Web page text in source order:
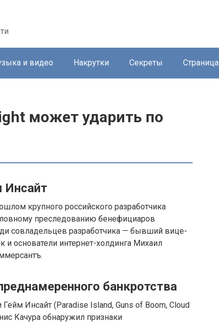
и видео Накрутки Секреты Страница
может ударить по
Инсайт
крупного российского разработчика
преследованию бенефициаров
совладельцев разработчика — бывший вице-
основатели интернет-холдинга Михаил
банкротства
Инсайт (Paradise Island, Guns of Boom, Cloud
Качура обнаружил признаки